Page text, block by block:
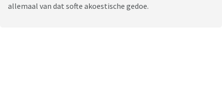
allemaal van dat softe akoestische gedoe.